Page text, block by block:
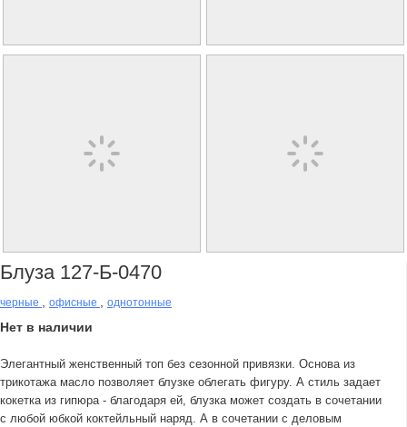
Блуза 127-Б-0470
черные офисные однотонные
Нет в наличии
Элегантный женственный топ без сезонной привязки. Основа из
трикотажа масло позволяет блузке облегать фигуру. А стиль задает
кокетка из гипюра - благодаря ей, блузка может создать в сочетании
с любой юбкой коктейльный наряд. А в сочетании с деловым